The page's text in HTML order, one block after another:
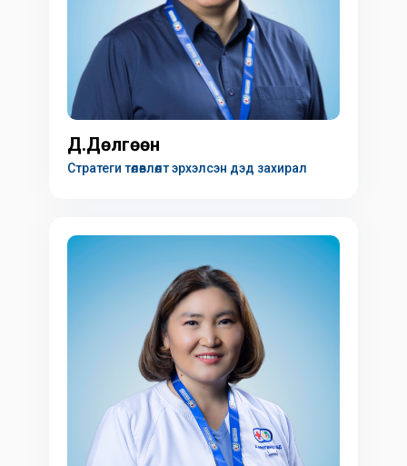
Д.Дөлгөөн
Стратеги төлөвлөлт эрхэлсэн дэд захирал